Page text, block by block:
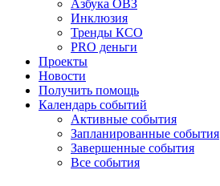
Азбука ОВЗ
Инклюзия
Тренды КСО
PRO деньги
Проекты
Новости
Получить помощь
Календарь событий
Активные события
Запланированные события
Завершенные события
Все события